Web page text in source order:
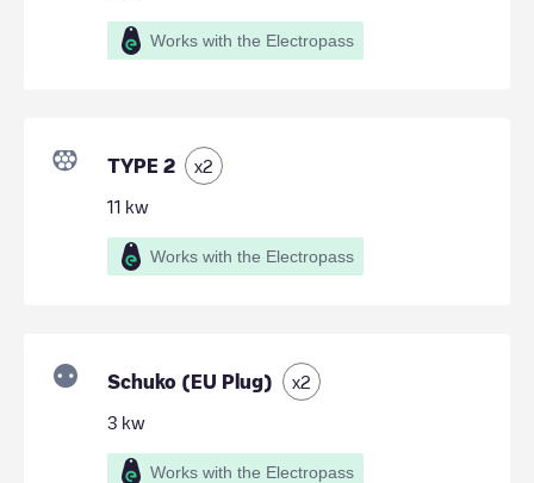
Works with the Electropass
TYPE 2 x2
11 kw
Works with the Electropass
Schuko (EU Plug) x2
3 kw
Works with the Electropass